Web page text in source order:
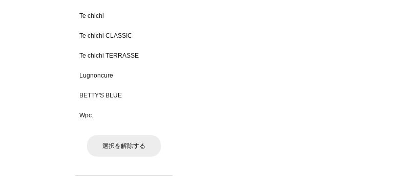
Te chichi
Te chichi CLASSIC
Te chichi TERRASSE
Lugnoncure
BETTY'S BLUE
Wpc.
選択を解除する